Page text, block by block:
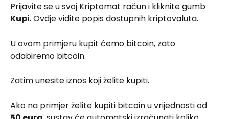
Prijavite se u svoj Kriptomat račun i kliknite gumb
Kupi. Ovdje vidite popis dostupnih kriptovaluta.
U ovom primjeru kupit ćemo bitcoin, zato
odabiremo bitcoin.
Zatim unesite iznos koji želite kupiti.
Ako na primjer želite kupiti bitcoin u vrijednosti od